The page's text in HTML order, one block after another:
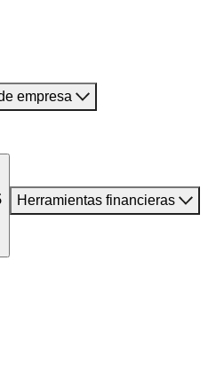
empresa
Herramientas financieras